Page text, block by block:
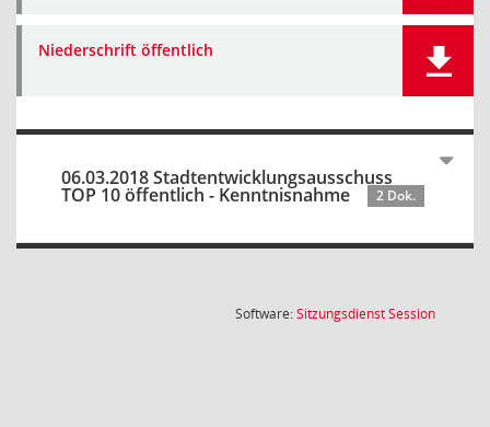
Niederschrift öffentlich
06.03.2018 Stadtentwicklungsausschuss
TOP 10 öffentlich - Kenntnisnahme 2 Dok.
Software:SitzungsdienstSession(Wird in